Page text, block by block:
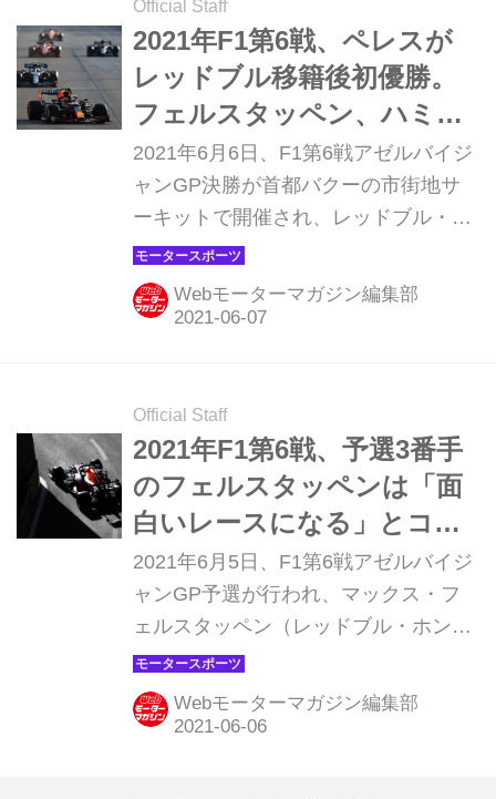
Official Staff
2021年F1第6戦、ペレスが
レッドブル移籍後初優勝。
フェルスタッペン、ハミル
トンはノーポイント【アゼ
ルバイジャンGP】
2021年6月6日、F1第6戦アゼルバイジ
ャンGP決勝が首都バクーの市街地サ
ーキットで開催され、レッドブル・ホ
ンダのセルジオ・ペレスが優勝。2位
にはアストンマーティン・メルセデス
のセバスチャン・ヴェッテル、3位に
高7位となった。
Webモーターマガジン編集部
Official Staff
2021年F1第6戦、予選3番手
のフェルスタッペンは「面
白いレースになる」とコメ
ント【アゼルバイジャン
GP】
2021年6月5日、F1第6戦アゼルバイジ
ャンGP予選が行われ、マックス・フ
ェルスタッペン（レッドブル・ホン
ダ）はポールポジションを逃したが、
3番グリッドをゲット、2戦連続優勝に
向けて好位置につけた。チームメイト
Webモーターマガジン編集部